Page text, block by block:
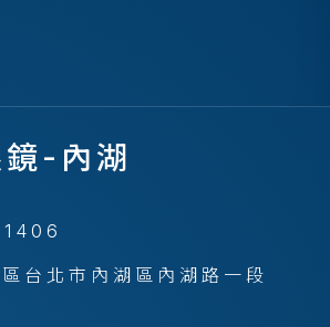
-內湖
台北市內湖區內湖路一段